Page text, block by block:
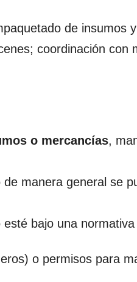
de insumos
coordinación con
o mercancías,
manera general se
bajo una
o permisos para